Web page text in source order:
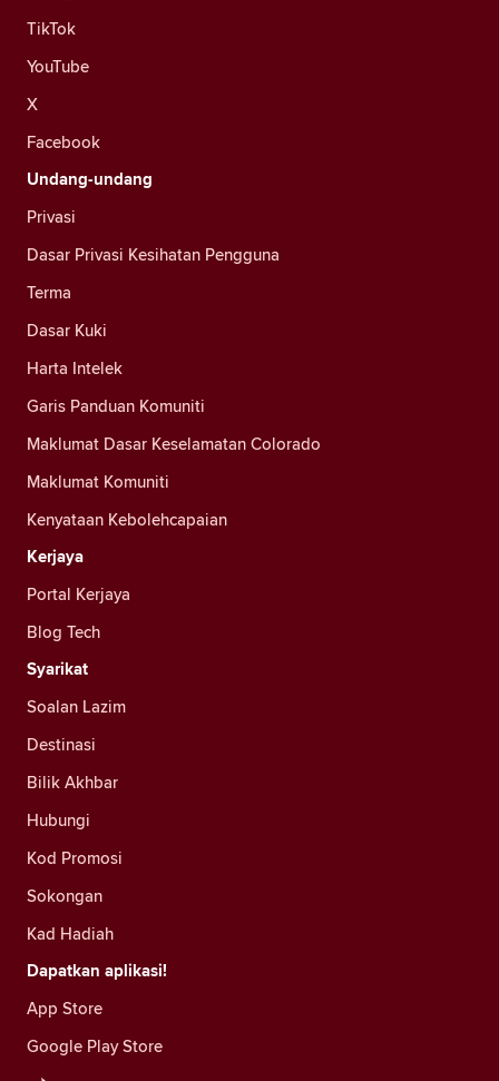
TikTok
YouTube
X
Facebook
Undang-undang
Privasi
Dasar Privasi Kesihatan Pengguna
Terma
Dasar Kuki
Harta Intelek
Garis Panduan Komuniti
Maklumat Dasar Keselamatan Colorado
Maklumat Komuniti
Kenyataan Kebolehcapaian
Kerjaya
Portal Kerjaya
Blog Tech
Syarikat
Soalan Lazim
Destinasi
Bilik Akhbar
Hubungi
Kod Promosi
Sokongan
Kad Hadiah
Dapatkan aplikasi!
App Store
Google Play Store